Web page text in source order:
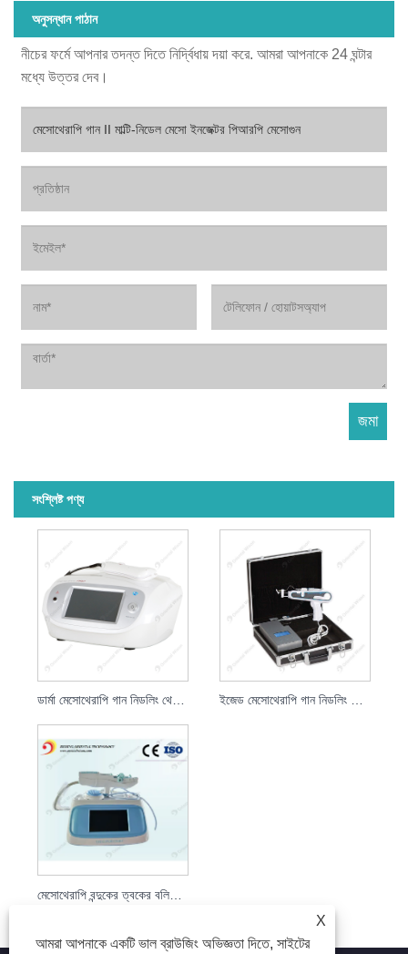
অনুসন্ধান পাঠান
নীচের ফর্মে আপনার তদন্ত দিতে নির্দ্বিধায় দয়া করে. আমরা আপনাকে 24 ঘন্টার
মধ্যে উত্তর দেব।
সংশ্লিষ্ট পণ্য
ডার্মা মেসোথেরাপি গান নিডলিং থেরাপি স্কিন বুস্টার
মেসোথেরাপি বন্দুকের ত্বকের বলিরেখা অপসারণ
X
আমরা আপনাকে একটি ভাল ব্রাউজিং অভিজ্ঞতা দিতে, সাইটের